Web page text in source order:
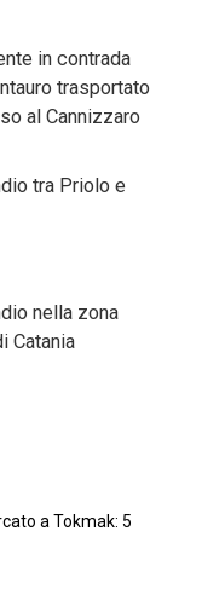
in contrada
trasportato
al Cannizzaro
tra Priolo e
nella zona
Catania
a Tokmak: 5